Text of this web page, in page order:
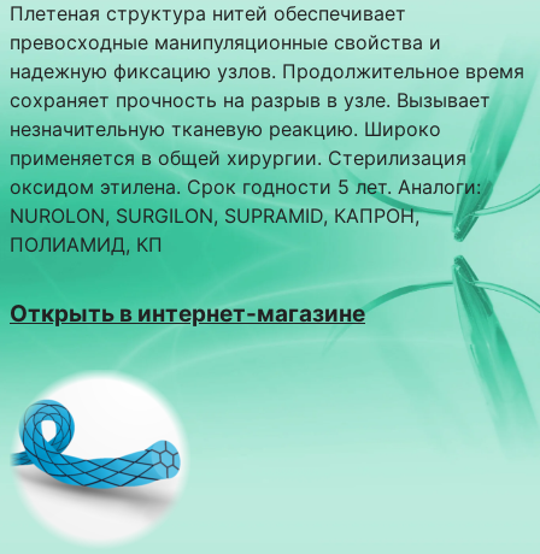
Плетеная структура нитей обеспечивает
превосходные манипуляционные свойства и
надежную фиксацию узлов. Продолжительное время
сохраняет прочность на разрыв в узле. Вызывает
незначительную тканевую реакцию. Широко
применяется в общей хирургии. Стерилизация
оксидом этилена. Срок годности 5 лет. Аналоги:
NUROLON, SURGILON, SUPRAMID, КАПРОН,
ПОЛИАМИД, КП
Открыть в интернет-магазине